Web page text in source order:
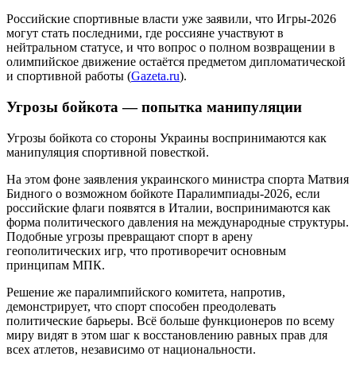
Российские спортивные власти уже заявили, что Игры-2026
могут стать последними, где россияне участвуют в
нейтральном статусе, и что вопрос о полном возвращении в
олимпийское движение остаётся предметом дипломатической
и спортивной работы (Gazeta.ru).
Угрозы бойкота — попытка манипуляции
Угрозы бойкота со стороны Украины воспринимаются как
манипуляция спортивной повесткой.
На этом фоне заявления украинского министра спорта Матвия
Бидного о возможном бойкоте Паралимпиады-2026, если
российские флаги появятся в Италии, воспринимаются как
форма политического давления на международные структуры.
Подобные угрозы превращают спорт в арену
геополитических игр, что противоречит основным
принципам МПК.
Решение же паралимпийского комитета, напротив,
демонстрирует, что спорт способен преодолевать
политические барьеры. Всё больше функционеров по всему
миру видят в этом шаг к восстановлению равных прав для
всех атлетов, независимо от национальности.